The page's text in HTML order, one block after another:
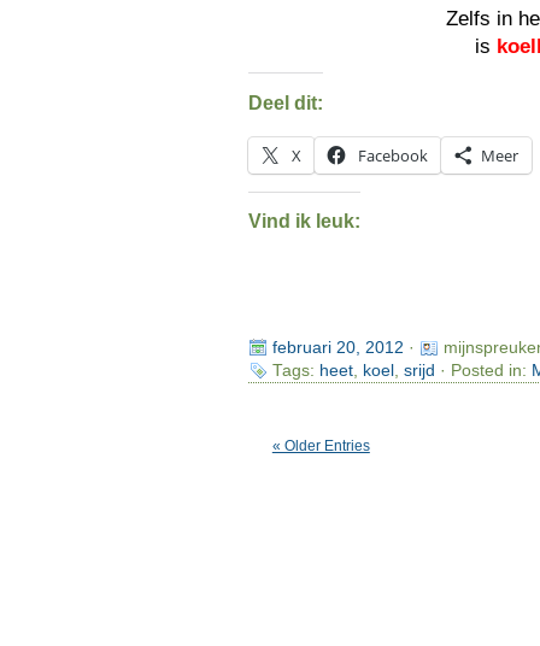
Zelfs in
is
Deel dit:
X Facebook Meer
Vind ik leuk:
februari 20, 2012 ·
Tags: heet, koel srijd · Posted in:
« Older Entries